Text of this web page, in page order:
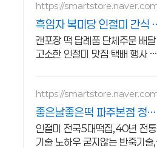
https://
흑임자 복미당 인절미 간식
터링 선물용 대량주문 가능
캔포장 떡 답례품 단체주문 배달
고소한 인절미 맛집 택배 행사 답
념일 선물? 맞춤 레터링
https://
좋은날좋은떡 파주본점 정담
길인절미 공식스토어
인절미 전국5대떡집,40년 전통
기술 노하우 굳지않는 반죽기술,